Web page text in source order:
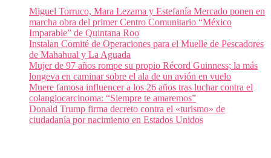
Miguel Torruco, Mara Lezama y Estefanía Mercado ponen en
marcha obra del primer Centro Comunitario “México
Imparable” de Quintana Roo
Instalan Comité de Operaciones para el Muelle de Pescadores
de Mahahual y La Aguada
Mujer de 97 años rompe su propio Récord Guinness; la más
longeva en caminar sobre el ala de un avión en vuelo
Muere famosa influencer a los 26 años tras luchar contra el
colangiocarcinoma: “Siempre te amaremos”
Donald Trump firma decreto contra el «turismo» de
ciudadanía por nacimiento en Estados Unidos